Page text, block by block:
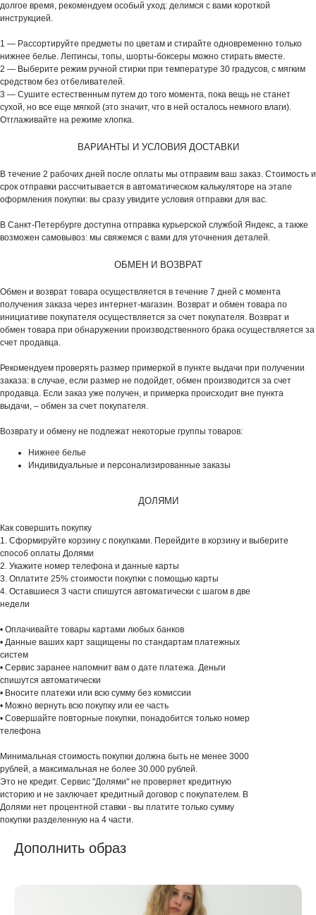
долгое время, рекомендуем особый уход: делимся с вами короткой
инструкцией.
1 — Рассортируйте предметы по цветам и стирайте одновременно только
нижнее белье. Леггинсы, топы, шорты-боксеры можно стирать вместе.
2 — Выберите режим ручной стирки при температуре 30 градусов, с мягким
средством без отбеливателей.
3 — Сушите естественным путем до того момента, пока вещь не станет
сухой, но все еще мягкой (это значит, что в ней осталось немного влаги).
Отглаживайте на режиме хлопка.
ВАРИАНТЫ И УСЛОВИЯ ДОСТАВКИ
В течение 2 рабочих дней после оплаты мы отправим ваш заказ. Стоимость и
срок отправки рассчитывается в автоматическом калькуляторе на этапе
оформления покупки: вы сразу увидите условия отправки для вас.
В Санкт-Петербурге доступна отправка курьерской службой Яндекс, а также
возможен самовывоз: мы свяжемся с вами для уточнения деталей.
ОБМЕН И ВОЗВРАТ
Обмен и возврат товара осуществляется в течение 7 дней с момента
получения заказа через интернет-магазин. Возврат и обмен товара по
инициативе покупателя осуществляется за счет покупателя. Возврат и
обмен товара при обнаружении производственного брака осуществляется за
счет продавца.
Рекомендуем проверять размер примеркой в пункте выдачи при получении
заказа: в случае, если размер не подойдет, обмен производится за счет
продавца. Если заказ уже получен, и примерка происходит вне пункта
выдачи, – обмен за счет покупателя.
Возврату и обмену не подлежат некоторые группы товаров:
Нижнее белье
Индивидуальные и персонализированные заказы
ДОЛЯМИ
Как совершить покупку
1. Сформируйте корзину с покупками. Перейдите в корзину и выберите
способ оплаты Долями
2. Укажите номер телефона и данные карты
3. Оплатите 25% стоимости покупки с помощью карты
4. Оставшиеся 3 части спишутся автоматически с шагом в две
недели
• Оплачивайте товары картами любых банков
• Данные ваших карт защищены по стандартам платежных
систем
• Сервис заранее напомнит вам о дате платежа. Деньги
спишутся автоматически
• Вносите платежи или всю сумму без комиссии
• Можно вернуть всю покупку или ее часть
• Совершайте повторные покупки, понадобится только номер
телефона
Минимальная стоимость покупки должна быть не менее 3000
рублей, а максимальная не более 30.000 рублей.
Это не кредит. Сервис "Долями" не проверяет кредитную
историю и не заключает кредитный договор с покупателем. В
Долями нет процентной ставки - вы платите только сумму
покупки разделенную на 4 части.
Дополнить образ